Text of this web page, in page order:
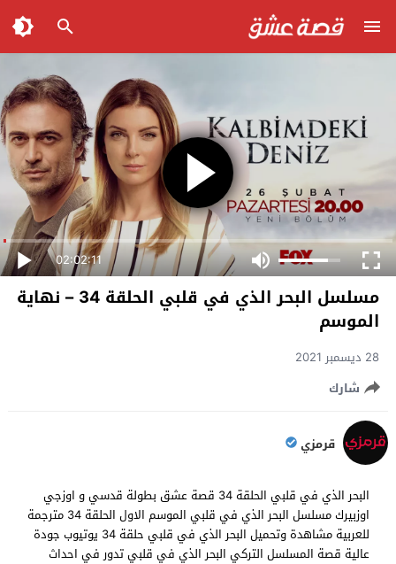
02:02:11
مسلسل البحر الذي في قلبي الحلقة 34 – نهاية
الموسم
28 ديسمبر 2021
شارك
قرمزي
البحر الذي في قلبي الحلقة 34 قصة عشق بطولة قدسي و اوزجي
اوزبيرك مسلسل البحر الذي في قلبي الموسم الاول الحلقة 34 مترجمة
للعربية مشاهدة وتحميل البحر الذي في قلبي حلقة 34 يوتيوب جودة
عالية قصة المسلسل التركي البحر الذي في قلبي تدور في احداث